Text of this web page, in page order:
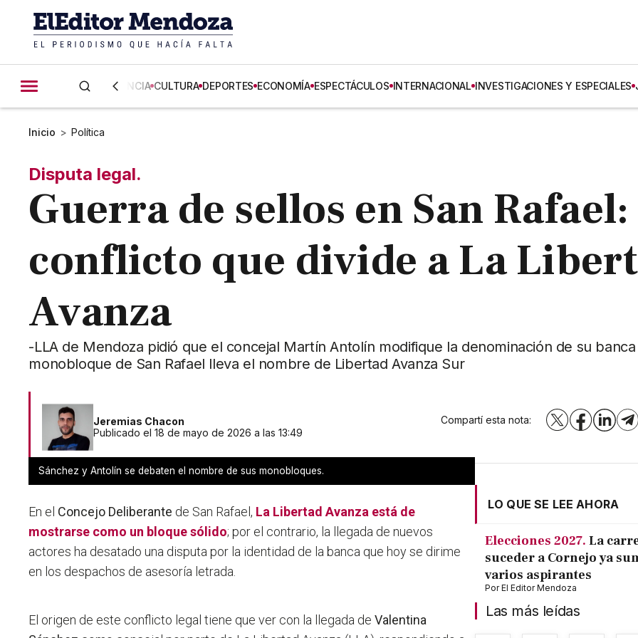
CIENCIA CULTURA DEPORTES ECONOMÍA ESPECTÁCULOS INTERNACIONAL INVESTIGACIONES Y ESPECIALES
Inicio > Política
Disputa legal.
Guerra de sellos en San
conflicto que divide a La
Avanza
-LLA de Mendoza pidió que el concejal Martín Antolín modifique la denominación de su banca
monobloque de San Rafael lleva el nombre de Libertad Avanza Sur
Jeremias Chacon
Publicado el 18 de mayo de 2026 a las 13:49
Compartí esta nota: X Facebook
Sánchez y Antolín se debaten el nombre de sus monobloques.
En el Concejo Deliberante de San Rafael, La Libertad Avanza está de
mostrarse como un bloque sólido; por el contrario, la llegada de nuevos
actores ha desatado una disputa por la identidad de la banca que hoy se dirime
en los despachos de asesoría letrada.
El origen de este conflicto legal tiene que ver con la llegada deValentina
LO QUE SE LEE AHORA
Elecciones 2027. La
suceder a Cornejo ya
varios aspirantes
PorEl Editor Mendoza
Las más leídas